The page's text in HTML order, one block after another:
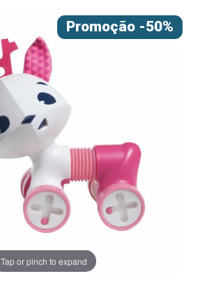
Tap or pinch to expand
Promoção -50%